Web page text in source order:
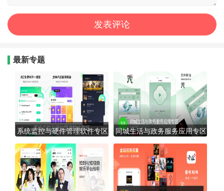
最新专题
系统监控与硬件管理软件专区 同城生活与政务服务应用专区